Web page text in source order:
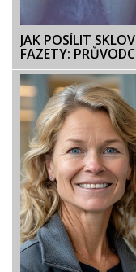
JAK POSÍLIT
FAZETY: